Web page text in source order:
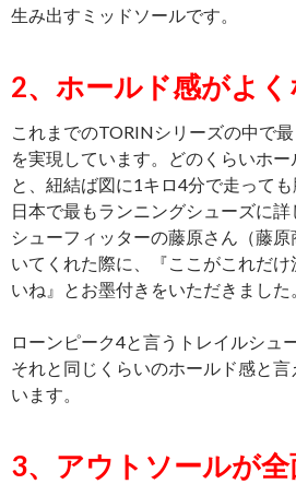
生み出すミッドソールです。
2、ホールド感がよ
これまでのTORINシリーズの中で
を実現しています。どのくらいホ
と、紐結ば図に1キロ4分で走っても
日本で最もランニングシューズに詳
シューフィッターの藤原さん（藤
いてくれた際に、『ここがこれだ
いね』とお墨付きをいただきました
ローンピーク4と言うトレイルシュ
それと同じくらいのホールド感と
います。
3、アウトソールが全